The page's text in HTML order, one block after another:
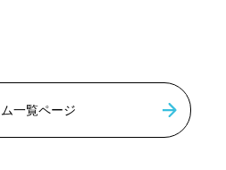
一覧ページ